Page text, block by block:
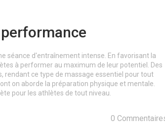
séance d'entraînement intense. En favorisant la
à performer au maximum de leur potentiel. Des
rendant ce type de massage essentiel pour tout
on aborde la préparation physique et mentale.
pour les athlètes de tout niveau.
0